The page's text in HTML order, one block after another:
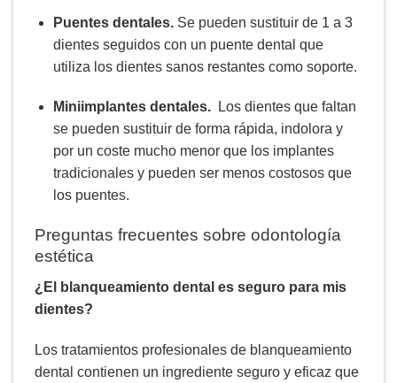
Puentes dentales. Se pueden sustituir de 1 a 3
dientes seguidos con un puente dental que
utiliza los dientes sanos restantes como soporte.
Miniimplantes dentales.
Los dientes que faltan
se pueden sustituir de forma rápida, indolora y
por un coste mucho menor que los implantes
tradicionales y pueden ser menos costosos que
los puentes.
Preguntas frecuentes sobre odontología
estética
¿El blanqueamiento dental es seguro para mis
dientes?
Los tratamientos profesionales de blanqueamiento
dental contienen un ingrediente seguro y eficaz que